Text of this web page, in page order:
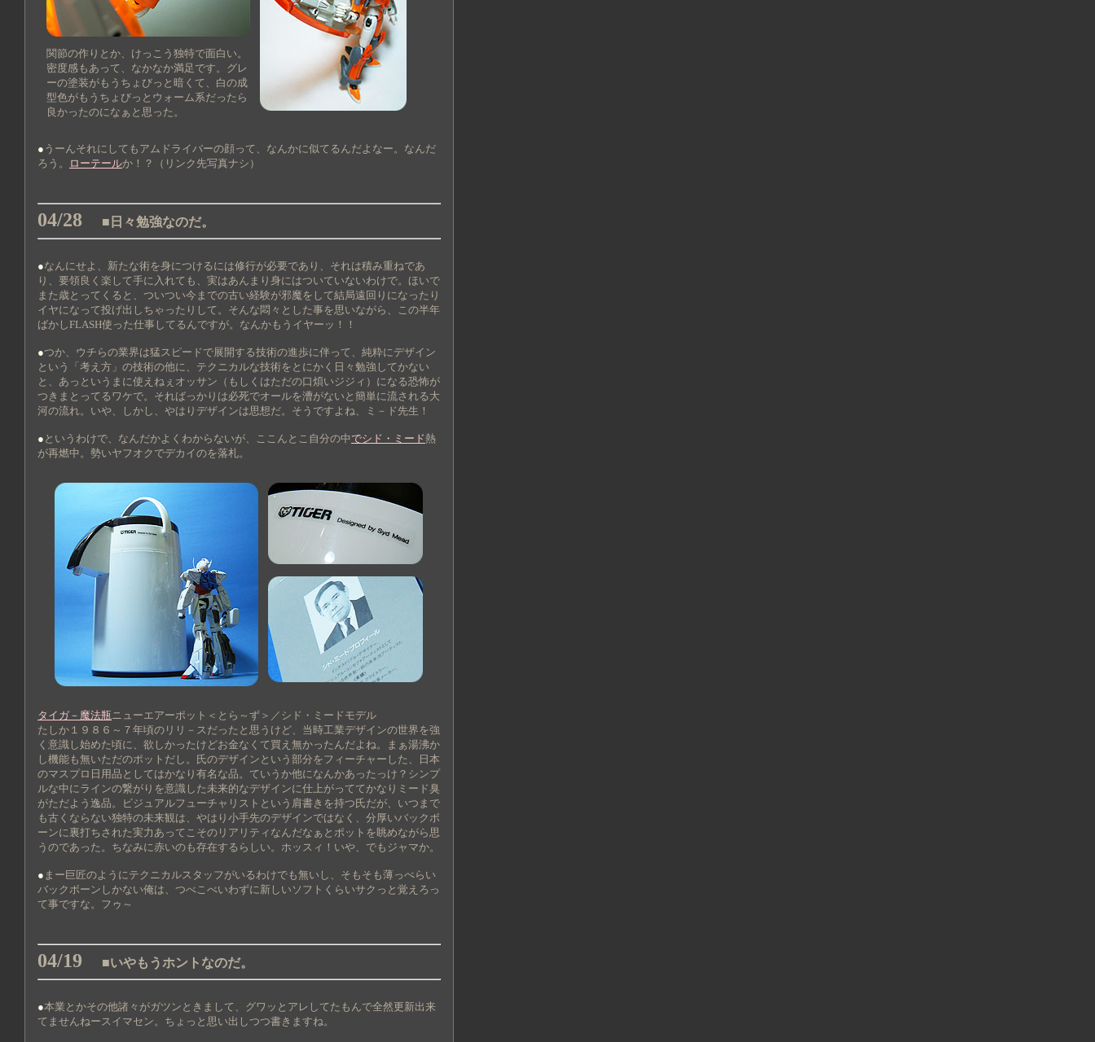
関節の作りとか、けっこう独特で面白い。
密度感もあって、なかなか満足です。グレ
ーの塗装がもうちょびっと暗くて、白の成
型色がもうちょびっとウォーム系だったら
良かったのになぁと思った。
● うーんそれにしてもアムドライバーの顔って、なんかに似てるんだよなー。なんだ
ろう。
ローテールか！？（リンク先写真ナシ）
04/28 ■日々勉強なのだ。
●なんにせよ、新たな術を身につけるには修行が必要であり、それは積み重ねであ
り、要領良く楽して手に入れても、実はあんまり身にはついていないわけで。ほいで
また歳とってくると、ついつい今までの古い経験が邪魔をして結局遠回りになったり
イヤになって投げ出しちゃったりして。そんな悶々とした事を思いながら、この半年
ばかしFLASH使った仕事してるんですが。なんかもうイヤーッ！！
●つか、ウチらの業界は猛スピードで展開する技術の進歩に伴って、純粋にデザイン
という「考え方」の技術の他に、テクニカルな技術をとにかく日々勉強してかない
と、あっというまに使えねぇオッサン（もしくはただの口煩いジジィ）になる恐怖が
つきまとってるワケで。そればっかりは必死でオールを漕がないと簡単に流される大
河の流れ。いや、しかし、やはりデザインは思想だ。そうですよね、ミ－ド先生！
● というわけで、なんだかよくわからないが、ここんとこ自分の中でシド・ミード熱
が再燃中。勢いヤフオクでデカイのを落札。
タイガ－魔法瓶ニューエアーポット＜とら～ず＞／シド・ミードモデル
たしか１９８６～７年頃のリリ－スだったと思うけど、当時工業デザインの世界を強
く意識し始めた頃に、欲しかったけどお金なくて買え無かったんだよね。まぁ湯沸か
し機能も無いただのポットだし。氏のデザインという部分をフィーチャーした、日本
のマスプロ日用品としてはかなり有名な品。ていうか他になんかあったっけ？シンプ
ルな中にラインの繋がりを意識した未来的なデザインに仕上がっててかなりミード臭
がただよう逸品。ビジュアルフューチャリストという肩書きを持つ氏だが、いつまで
も古くならない独特の未来観は、やはり小手先のデザインではなく、分厚いバックボ
ーンに裏打ちされた実力あってこそのリアリティなんだなぁとポットを眺めながら思
うのであった。ちなみに赤いのも存在するらしい。ホッスィ！いや、でもジャマか。
● まー巨匠のようにテクニカルスタッフがいるわけでも無いし、そもそも薄っぺらい
バックボーンしかない俺は、つべこべいわずに新しいソフトくらいサクっと覚えろっ
て事ですな。フゥ～
04/19 ■いやもうホントなのだ。
●本業とかその他諸々がガツンときまして、グワッとアレしてたもんで全然更新出来
てませんねースイマセン。ちょっと思い出しつつ書きますね。